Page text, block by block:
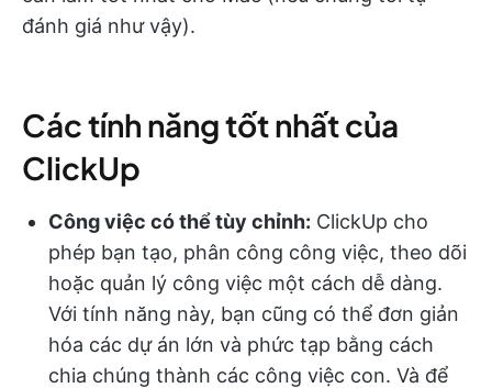
đánh giá như vậy).
Các tính năng tốt nhất của
ClickUp
Công việc có thể tùy chỉnh: ClickUp cho
phép bạn tạo, phân công công việc, theo dõi
hoặc quản lý công việc một cách dễ dàng.
Với tính năng này, bạn cũng có thể đơn giản
hóa các dự án lớn và phức tạp bằng cách
chia chúng thành các công việc con. Và để